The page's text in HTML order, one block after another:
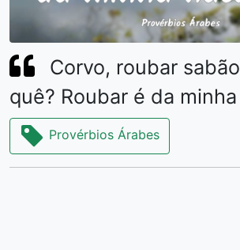
Corvo, roubar
quê? Roubar é da
Provérbios Árabes